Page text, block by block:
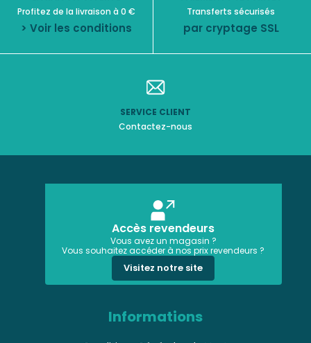
Profitez de la livraison à 0 €
> Voir les conditions
Transferts sécurisés
par cryptage SSL
SERVICE CLIENT
Contactez-nous
Accès revendeurs
Vous avez un magasin ?
Vous souhaitez accéder à nos prix revendeurs ?
Visitez notre site
Informations